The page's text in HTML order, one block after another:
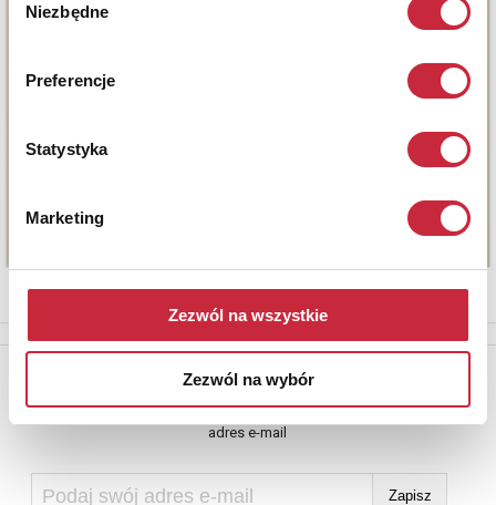
zgody
Niezbędne
Preferencje
Statystyka
Marketing
Zezwól na wszystkie
Zezwól na wybór
Newsletter
Aby otrzymywać informacje o nowych aukcjach, prosimy podać
adres e-mail